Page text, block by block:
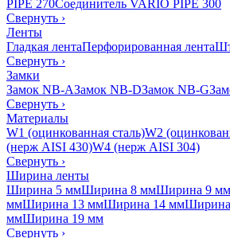
PIPE 270Соединитель VARIO PIPE 300
Свернуть ›
Ленты
Гладкая лентаПерфорированная лента
Свернуть ›
Замки
Замок NB-AЗамок NB-DЗамок NB-G
Свернуть ›
Материалы
W1 (оцинкованная сталь)W2
(нерж AISI 430)W4 (нерж AISI 304)
Свернуть ›
Ширина ленты
Ширина 5 ммШирина 8 ммШирина 9 мм
ммШирина 13 ммШирина 14 мм
ммШирина 19 мм
Свернуть ›